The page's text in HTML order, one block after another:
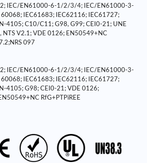
IEC/EN61000-6-1/2/3/4; IEC/EN61000-3-
IEC61683; IEC62116; IEC61727;
4105; C10/C11; G98, G99; CEI0-21; UNE
V2.1; VDE 0126; EN50549+NC
097
IEC/EN61000-6-1/2/3/4; IEC/EN61000-3-
IEC61683; IEC62116; IEC61727;
4105; G98; CEI0-21; VDE 0126;
RfG+PTPiREE